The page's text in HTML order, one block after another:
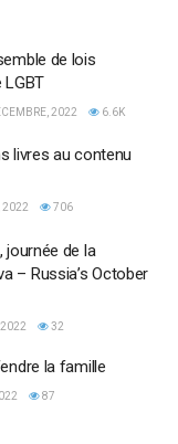
de lois
LGBT
2022 6.6K
livres au contenu
2022 706
journée de la
– Russia’s October
32
la famille
87